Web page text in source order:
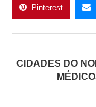
Pinterest
CIDADES DO